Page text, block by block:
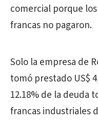
comercial porque
francas no pagaron.
Solo la empresa de
tomó prestado US$
12.18% de la deuda
francas industriales